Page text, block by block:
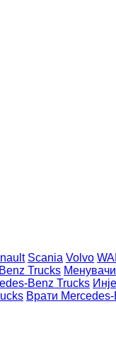
Scania Volvo
Trucks
Benz Trucks
Врати